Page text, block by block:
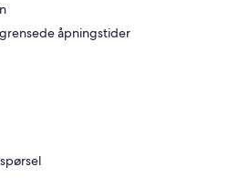
åpningstider